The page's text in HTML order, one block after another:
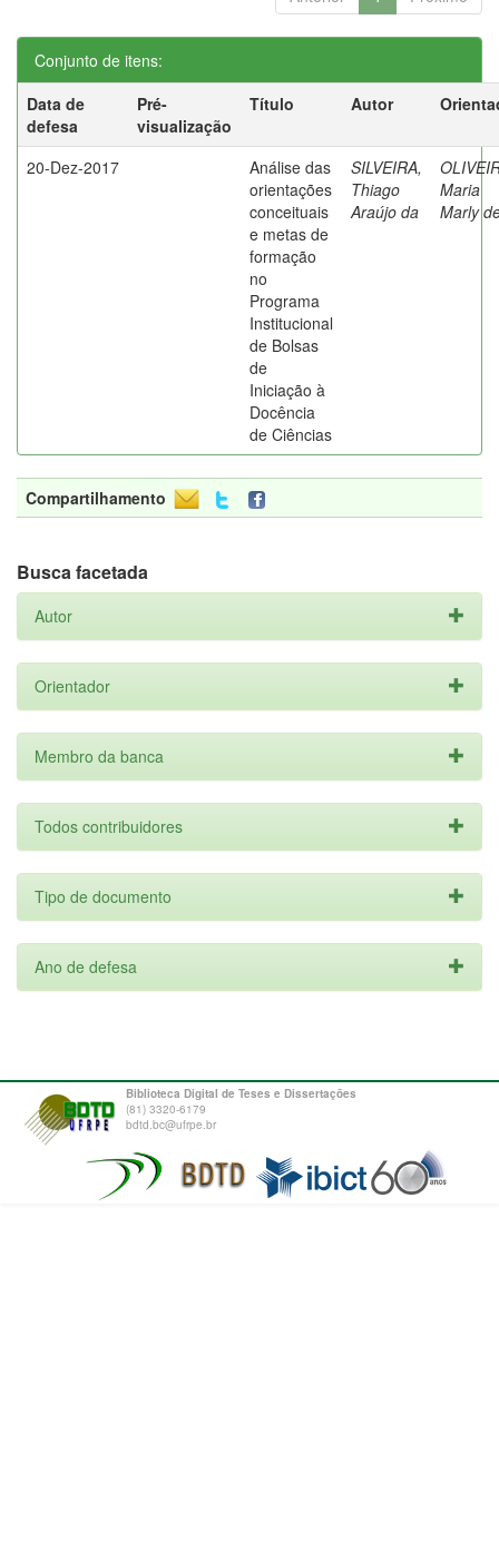
Conjunto de itens:
Data de
defesa
Pré-
visualização
Título Autor
20-Dez-2017
Análise das
orientações
conceituais
e metas de
formação
no
Programa
Institucional
de Bolsas
de
Iniciação à
Docência
de Ciências
SILVEIRA,
Thiago
Araújo da
Maria
Marly
Compartilhamento
Busca facetada
Autor
Orientador
Membro da banca
Todos contribuidores
Tipo de documento
Ano de defesa
Biblioteca Digital de Teses e Dissertações
(81) 3320-6179
bdtd.bc@ufrpe.br